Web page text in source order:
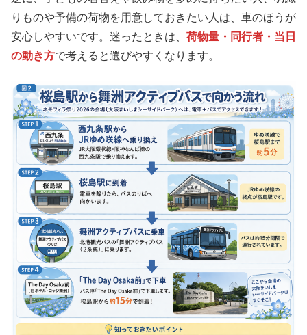
りものや予備の荷物を用意しておきたい人は、車のほうが
安心しやすいです。迷ったときは、 荷物量・同行者・当日
の動き方で考えると選びやすくなります。